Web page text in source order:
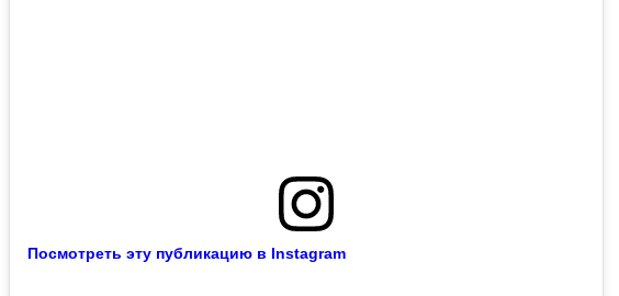
Посмотреть эту публикацию в Instagram